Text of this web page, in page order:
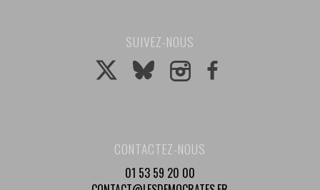
SUIVEZ-NOUS
CONTACTEZ-NOUS
01 53 59 20 00